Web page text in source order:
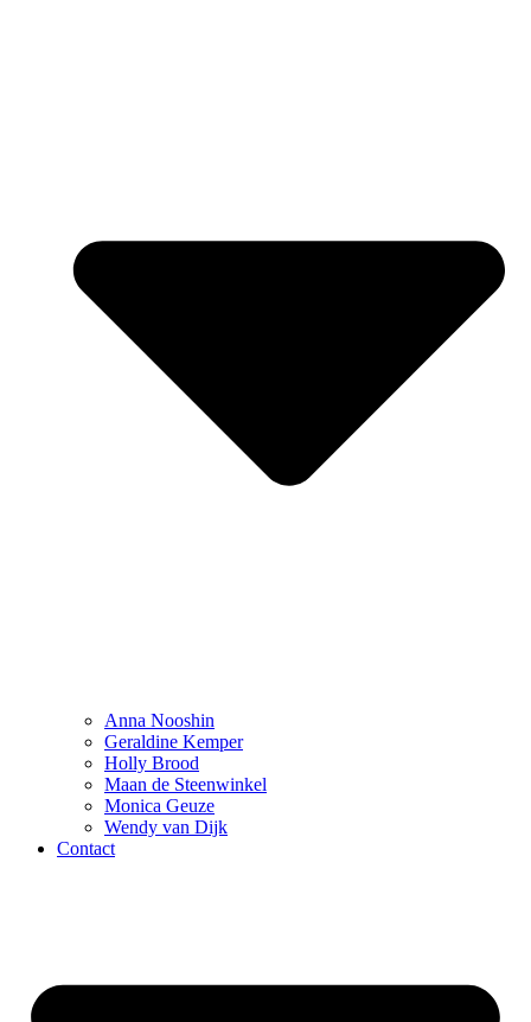
Anna Nooshin
Geraldine Kemper
Holly Brood
Maan de Steenwinkel
Monica Geuze
Wendy van Dijk
Contact